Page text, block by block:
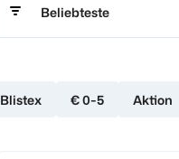
Beliebteste
Blistex € 0-5 Aktion